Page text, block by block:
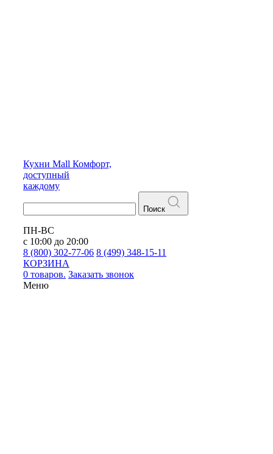
Кухни Mall Комфорт,
доступный
каждому
Поиск
ПН-ВС
с 10:00 до 20:00
8 (800) 302-77-06 8 (499) 348-15-11
КОРЗИНА
0 товаров. Заказать звонок
Меню